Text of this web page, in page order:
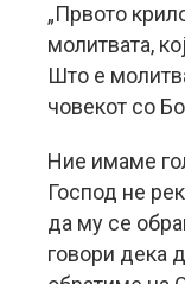
„Првото
молитвата,
Што е
човекот со
Ние имаме
Господ не
да му се
говори дека